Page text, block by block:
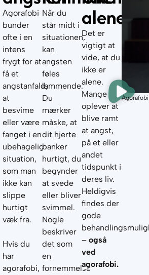
Agorafobi
bunder
ofte i en
intens
frygt for at
få et
angstanfald,
at
besvime
eller være
fanget i en
ubehagelig
situation,
som man
ikke kan
slippe
hurtigt
væk fra.
Hvis du
har
agorafobi,
Når du
står midt i
situationen,
kan
angsten
føles
lammende.
Du
mærker
måske, at
dit hjerte
banker
hurtigt, du
begynder
at svede
eller bliver
svimmel.
Nogle
beskriver
det som
en
fornemmelse
alene
Det er
vigtigt at
vide, at du
ikke er
alene.
Mange
oplever at
blive ramt
at angst,
på et eller
andet
tidspunkt i
deres liv.
Heldigvis
findes der
gode
–også
ved
agorafobi.